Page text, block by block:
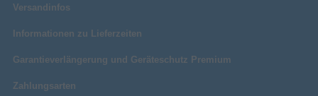
Versandinfos
Informationen zu Lieferzeiten
Garantieverlängerung und Geräteschutz Premium
Zahlungsarten